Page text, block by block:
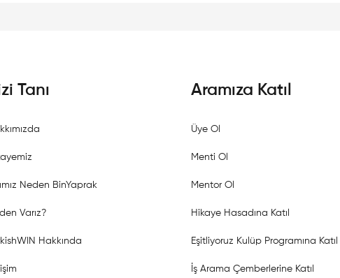
Tanı
Neden BinYaprak
Varız?
Hakkında
Aramıza Katıl
Üye Ol
Menti Ol
Mentor Ol
Hikaye Hasadına Katıl
Eşitliyoruz Kulüp Programına Katıl
İş Arama Çemberlerine Katıl